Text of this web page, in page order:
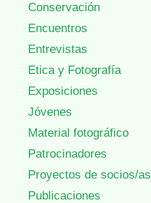
Conservación
Encuentros
Entrevistas
Etica y Fotografía
Exposiciones
Jóvenes
Material fotográfico
Patrocinadores
Proyectos de socios/as
Publicaciones